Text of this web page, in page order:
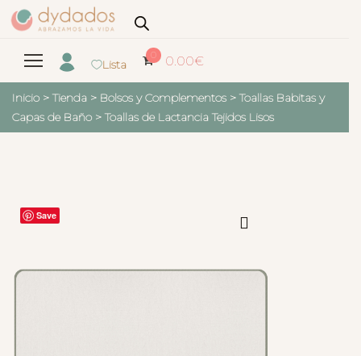
Lista
0 0.00€
Inicio > Tienda > Bolsos y Complementos > Toallas Babitas y
Capas de Baño > Toallas de Lactancia Tejidos Lisos
Save